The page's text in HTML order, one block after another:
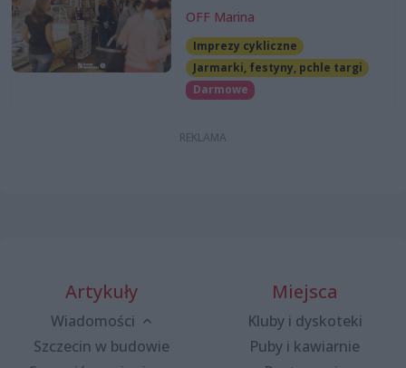
OFF Marina
Imprezy cykliczne
Jarmarki, festyny, pchle targi
Darmowe
Artykuły
Wiadomości
Szczecin w budowie
Miejsca
Kluby i dyskoteki
Puby i kawiarnie